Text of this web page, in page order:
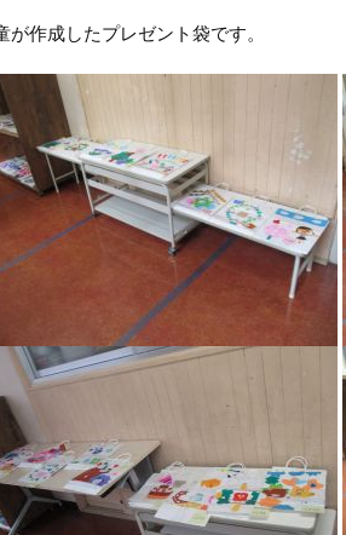
が作成したプレゼント袋です。